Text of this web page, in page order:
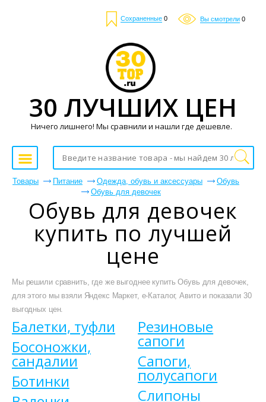
Сохраненные 0 Вы смотрели 0
Товары Питание Одежда, обувь и аксессуары
Обувь
Обувь для девочек
Обувь для девочек
купить по лучшей
цене
Мы решили сравнить, где же выгоднее купить Обувь для девочек,
для этого мы взяли Яндекс Маркет, е-Каталог, Авито и показали 30
выгодных цен.
Балетки, туфли
Босоножки,
сандалии
Ботинки
Резиновые
сапоги
Сапоги,
полусапоги
Слипоны
30 ЛУЧШИХ ЦЕН
Ничего лишнего! Мы сравнили и нашли где дешевле.